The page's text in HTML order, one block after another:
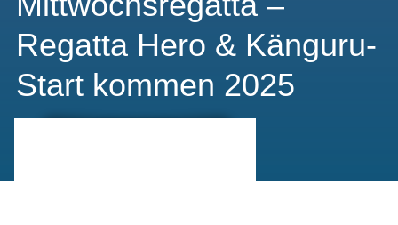
Regatta Hero & Känguru-
Start kommen 2025